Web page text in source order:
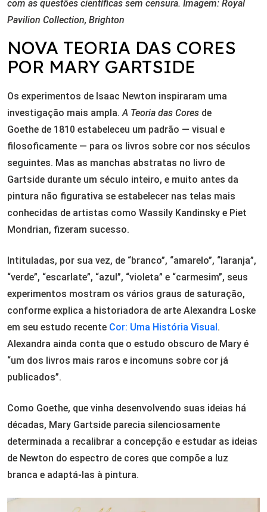
com as questões científicas sem censura. Imagem: Royal
Pavilion Collection, Brighton
NOVA TEORIA DAS CORES
POR MARY GARTSIDE
Os experimentos de Isaac Newton inspiraram uma
investigação mais ampla. A Teoria das Cores de
Goethe de 1810 estabeleceu um padrão — visual e
filosoficamente — para os livros sobre cor nos séculos
seguintes. Mas as manchas abstratas no livro de
Gartside durante um século inteiro, e muito antes da
pintura não figurativa se estabelecer nas telas mais
conhecidas de artistas como Wassily Kandinsky e Piet
Mondrian, fizeram sucesso.
Intituladas, por sua vez, de “branco”, “amarelo”, “laranja”,
“verde”, “escarlate”, “azul”, “violeta” e “carmesim”, seus
experimentos mostram os vários graus de saturação,
conforme explica a historiadora de arte Alexandra Loske
em seu estudo recente Cor: Uma História Visual .
Alexandra ainda conta que o estudo obscuro de Mary é
“um dos livros mais raros e incomuns sobre cor já
publicados”.
Como Goethe, que vinha desenvolvendo suas ideias há
décadas, Mary Gartside parecia silenciosamente
determinada a recalibrar a concepção e estudar as ideias
de Newton do espectro de cores que compõe a luz
branca e adaptá-las à pintura.